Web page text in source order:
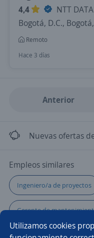
Utilizamos cookies
4,4
NTT
Bogotá, D.C.,
Remoto
Hace 3 días
Anterior
Nuevas ofertas
Empleos similares
Ingeniero/a de proyectos
Gerente de
Contratista